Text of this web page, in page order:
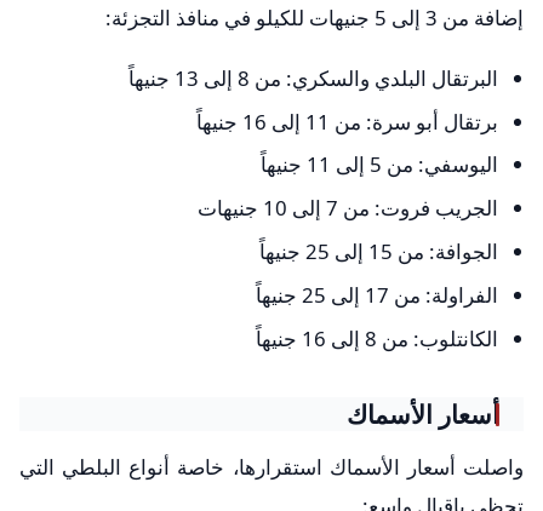
إضافة من 3 إلى 5 جنيهات للكيلو في منافذ التجزئة:
البرتقال البلدي والسكري: من 8 إلى 13 جنيهاً
برتقال أبو سرة: من 11 إلى 16 جنيهاً
اليوسفي: من 5 إلى 11 جنيهاً
الجريب فروت: من 7 إلى 10 جنيهات
الجوافة: من 15 إلى 25 جنيهاً
الفراولة: من 17 إلى 25 جنيهاً
الكانتلوب: من 8 إلى 16 جنيهاً
أسعار الأسماك
واصلت أسعار الأسماك استقرارها، خاصة أنواع البلطي التي
تحظى بإقبال واسع: